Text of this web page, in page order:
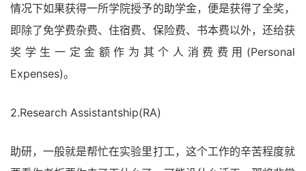
情况下如果获得一所学院授予的助学金，便是获得了全奖，
即除了免学费杂费、住宿费、保险费、书本费以外，还给获
奖学生一定金额作为其个人消费费用(Personal
Expenses)。
2.Research Assistantship(RA)
助研，一般就是帮忙在实验里打工，这个工作的辛苦程度就